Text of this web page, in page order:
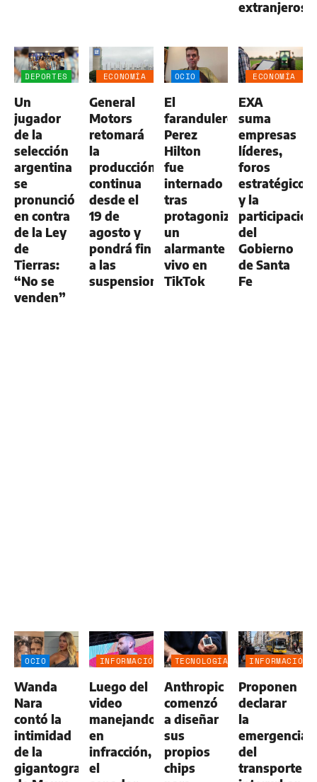
extranjeros
DEPORTES
Un
jugador
de la
selección
argentina
se
pronunció
en contra
de la Ley
de
Tierras:
“No se
venden”
ECONOMÍA
AGRO
General
Motors
retomará
la
producción
continua
desde el
19 de
agosto y
pondrá fin
a las
suspensiones
OCIO
El
farandulero
Perez
Hilton
fue
internado
tras
protagonizar
un
alarmante
vivo en
TikTok
ECONOMÍA
EXA
suma
empresas
líderes,
foros
estratégicos
y la
participación
del
Gobierno
de Santa
Fe
OCIO
Wanda
Nara
contó la
intimidad
de la
gigantografía
INFORMACIÓN
Luego del
video
manejando
en
infracción,
el
TECNOLOGÍA
Anthropic
comenzó
a diseñar
sus
propios
chips
INFORMACIÓN
Proponen
declarar
la
emergencia
del
transporte